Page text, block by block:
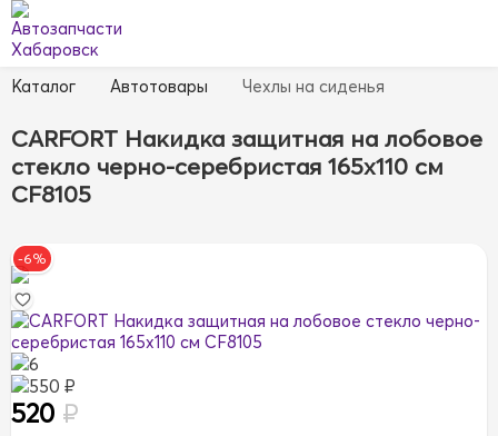
Каталог Автотовары Чехлы на сиденья
CARFORT Накидка защитная на лобовое
стекло черно-серебристая 165х110 см
CF8105
-6%
6
550 ₽
520 ₽